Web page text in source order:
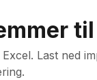
til
Last ned